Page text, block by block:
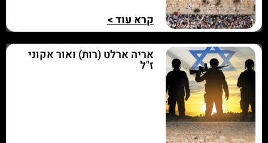
קרא עוד >
אריה ארלט (רות) ואור אקוני
ז"ל